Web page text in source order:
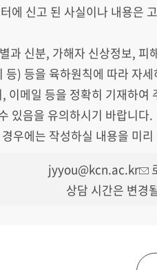
에 신고 된 사실이나 내용은
과 신분, 가해자 신상정보,
등) 등을 육하원칙에 따라 자
, 이메일 등을 정확히 기재하
있음을 유의하시기 바랍니다.
경우에는 작성하실 내용을 미
jyyou@kcn.ac.kr
상담 시간은 변경